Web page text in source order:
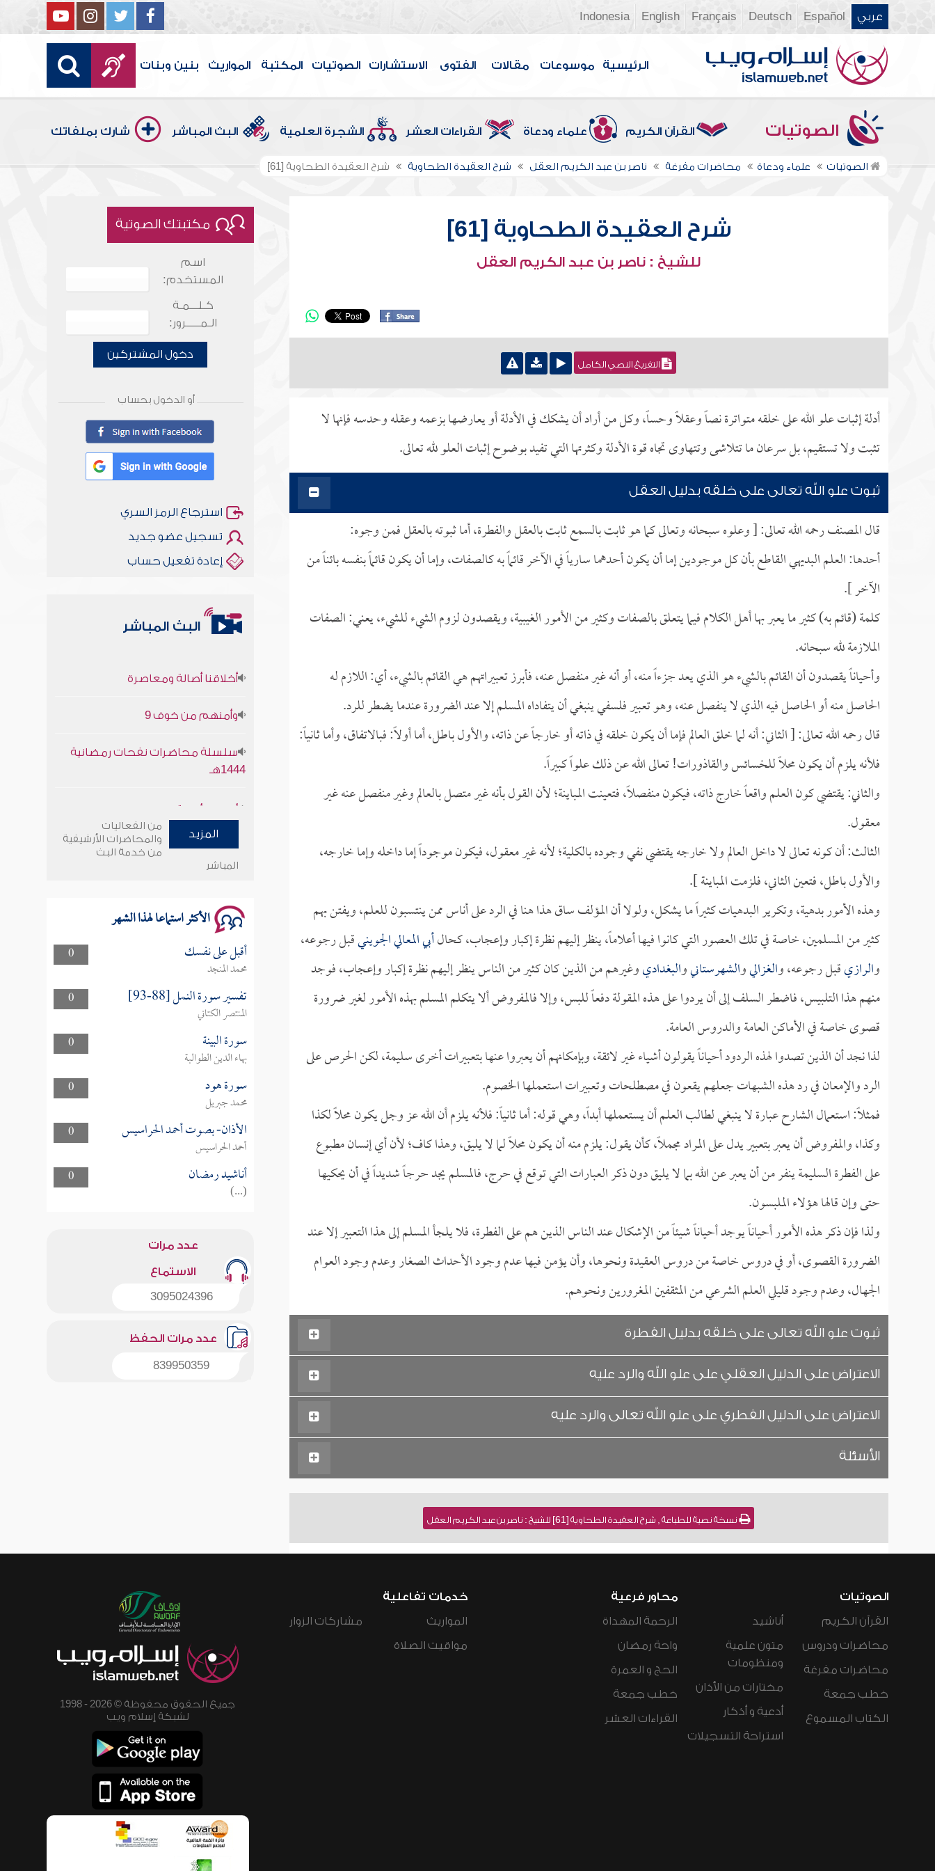
عربي Español
Deutsch
Français
English
Indonesia
الرئيسية موسوعات مقالات الفتوى الاستشارات الصوتيات المكتبة المواريث بنين وبنات
الصوتيات القرآن الكريم علماء ودعاة القراءات العشر الشجرة العلمية البث المباشر شارك بملفاتك
الصوتيات علماء ودعاة محاضرات مفرغة ناصر بن عبد الكريم العقل شرح العقيدة الطحاوية شرح العقيدة الطحاوية [61]
شرح العقيدة الطحاوية [61]
للشيخ : ناصر بن عبد الكريم العقل
التفريغ النصي الكامل
أدلة إثبات علو الله على خلقه متواترة نصاً وعقلاً وحساً، وكل من أراد أن يشكك في الأدلة أو يعارضها بزعمه وعقله وحدسه فإنها لا
تثبت ولا تستقيم، بل سرعان ما تتلاشى وتتهاوى تجاه قوة الأدلة وكثرتها التي تفيد بوضوح إثبات العلو لله تعالى.
ثبوت علو الله تعالى على خلقه بدليل العقل
قال المصنف رحمه الله تعالى: [ وعلوه سبحانه وتعالى كما هو ثابت بالسمع ثابت بالعقل والفطرة، أما ثبوته بالعقل فمن وجوه:
أحدها: العلم البديهي القاطع بأن كل موجودين إما أن يكون أحدهما سارياً في الآخر قائماً به كالصفات، وإما أن يكون قائماً بنفسه بائناً من
الآخر ].
كلمة (قائم به) كثير ما يعبر بها أهل الكلام فيما يتعلق بالصفات وكثير من الأمور الغيبية، ويقصدون لزوم الشيء للشيء، يعني: الصفات
الملازمة لله سبحانه.
وأحياناً يقصدون أن القائم بالشيء هو الذي يعد جزءاً منه، أو أنه غير منفصل عنه، فأبرز تعبيراتهم هي القائم بالشيء، أي: اللازم له
الحاصل منه أو الحاصل فيه الذي لا ينفصل عنه، وهو تعبير فلسفي ينبغي أن يتفاداه المسلم إلا عند الضرورة عندما يضطر للرد.
قال رحمه الله تعالى: [ الثاني: أنه لما خلق العالم فإما أن يكون خلقه في ذاته أو خارجاً عن ذاته، والأول باطل، أما أولاً: فبالاتفاق، وأما ثانياً:
فلأنه يلزم أن يكون محلاً للخسائس والقاذورات! تعالى الله عن ذلك علواً كبيراً.
والثاني: يقتضي كون العلم واقعاً خارج ذاته، فيكون منفصلاً، فتعينت المباينة؛ لأن القول بأنه غير متصل بالعالم وغير منفصل عنه غير
معقول.
الثالث: أن كونه تعالى لا داخل العالم ولا خارجه يقتضي نفي وجوده بالكلية؛ لأنه غير معقول، فيكون موجوداً إما داخله وإما خارجه،
والأول باطل، فتعين الثاني، فلزمت المباينة ].
وهذه الأمور بدهية، وتكرير البدهيات كثيراً ما يشكل، ولولا أن المؤلف ساق هذا هنا في الرد على أناس ممن ينتسبون للعلم، ويفتن بهم
كثير من المسلمين، خاصة في تلك العصور التي كانوا فيها أعلاماً، ينظر إليهم نظرة إكبار وإعجاب، كحالأبي المعالي الجوينيقبل رجوعه،
والرازيقبل رجوعه، والغزاليوالشهرستانيوالبغداديوغيرهم من الذين كان كثير من الناس ينظر إليهم نظرة إكبار وإعجاب، فوجد
منهم هذا التلبيس، فاضطر السلف إلى أن يردوا على هذه المقولة دفعاً للبس، وإلا فالمفروض ألا يتكلم المسلم بهذه الأمور لغير ضرورة
قصوى خاصة في الأماكن العامة والدروس العامة.
لذا نجد أن الذين تصدوا لهذه الردود أحياناً يقولون أشياء غير لائقة، وبإمكانهم أن يعبروا عنها بتعبيرات أخرى سليمة، لكن الحرص على
الرد والإمعان في رد هذه الشبهات جعلهم يقعون في مصطلحات وتعبيرات استعملها الخصوم.
فمثلاً: استعمال الشارح عبارة لا ينبغي لطالب العلم أن يستعملها أبداً، وهي قوله: أما ثانياً: فلأنه يلزم أن الله عز وجل يكون محلاً لكذا
وكذا، والمفروض أن يعبر بتعبير يدل على المراد مجملاً، كأن يقول: يلزم منه أن يكون محلاً لما لا يليق، وهذا كاف؛ لأن أي إنسان مطبوع
على الفطرة السليمة ينفر من أن يعبر عن الله بما لا يليق دون ذكر العبارات التي توقع في حرج، فالمسلم يجد حرجاً شديداً في أن يحكيها
حتى وإن قالها هؤلاء الملبسون.
ولذا فإن ذكر هذه الأمور أحياناً يوجد أحياناً شيئاً من الإشكال عند الناس الذين هم على الفطرة، فلا يلجأ المسلم إلى هذا التعبير إلا عند
الضرورة القصوى، أو في دروس خاصة من دروس العقيدة ونحوها، وأن يؤمن فيها عدم وجود الأحداث الصغار وعدم وجود العوام
الجهال، وعدم وجود قليلي العلم الشرعي من المثقفين المغرورين ونحوهم.
ثبوت علو الله تعالى على خلقه بدليل الفطرة
الاعتراض على الدليل العقلي على علو الله والرد عليه
الاعتراض على الدليل الفطري على علو الله تعالى والرد عليه
الأسئلة
نسخة نصية للطباعة , شرح العقيدة الطحاوية [61] للشيخ : ناصر بن عبد الكريم العقل
مكتبتك الصوتية
اسم
المستخدم:
كـلـــمـة
الـمـــــرور:
دخول المشتركين
أو الدخول بحساب
استرجاع الرمز السري
تسجيل عضو جديد
إعادة تفعيل حساب
البث المباشر
1444هـ
وأمنهم من خوف 9
سلسلة محاضرات نفحات رمضانية
المزيد
من الفعاليات
والمحاضرات الأرشيفية
من خدمة البث
المباشر
الأكثر استماعا لهذا الشهر
0 أقبل على نفسك
محمد المنجد
0
تفسير سورة النمل [88-93]
المنتصر الكتاني
0
سورة البينة
بهاء الدين الطوالبة
0
سورة هود
محمد جبريل
0
الأذان- بصوت أحمد الحراسيس
أحمد الحراسيس
0
أناشيد رمضان
(...)
عدد مرات
الاستماع
3095024396
عدد مرات الحفظ
839950359
الصوتيات
القرآن الكريم
محاضرات ودروس
محاضرات مفرغة
خطب جمعة
الكتاب المسموع
أناشيد
متون علمية
ومنظومات
مختارات من الأذان
أدعية و أذكار
استراحة التسجيلات
محاور فرعية
الرحمة المهداة
واحة رمضان
الحج و العمرة
خطب جمعة
القراءات العشر
خدمات تفاعلية
المواريث
مواقيت الصلاة
مشاركات الزوار
جميع الحقوق محفوظة © 2026 - 1998
لشبكة إسلام ويب